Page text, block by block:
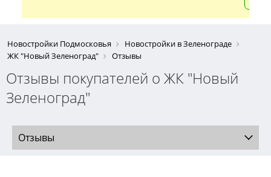
Новостройки Подмосковья
Новостройки в Зеленограде
ЖК "Новый Зеленоград"
Отзывы
Отзывы покупателей о ЖК "Новый
Зеленоград"
Отзывы